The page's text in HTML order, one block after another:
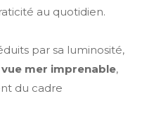
au quotidien.
par sa luminosité,
vue mer imprenable,
du cadre